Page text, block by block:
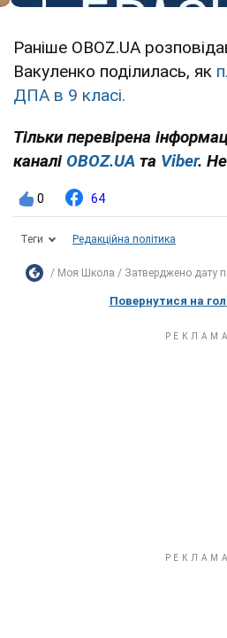
Раніше OBOZ.UA
Вакуленко поділилась, як
ДПА в 9 класі.
Тільки перевірена
каналі OBOZ.UA та Viber.
0 64
Теги Редакційна політика
Моя Школа Затверджено дату
Повернутися на